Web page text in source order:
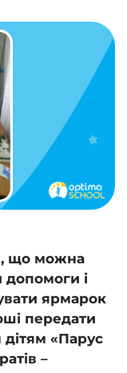
що можна
і
ярмарок
передати
«Парус
–